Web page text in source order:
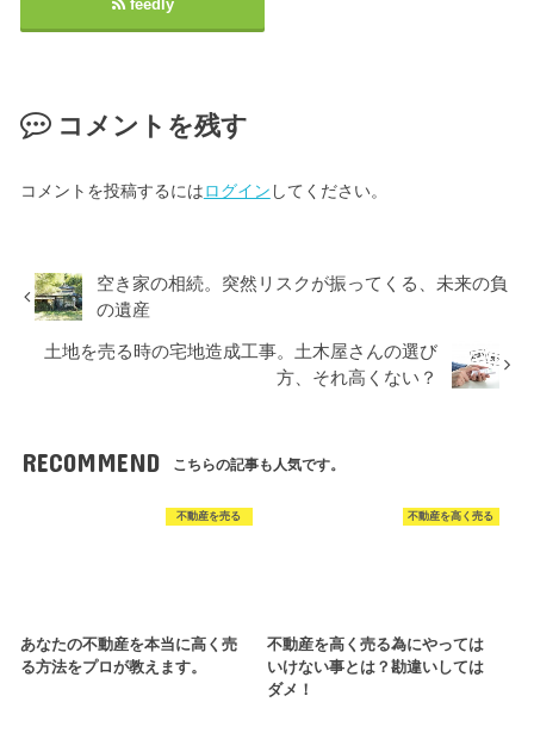
feedly
コメントを残す
コメントを投稿するにはログイン してください。
空き家の相続。突然リスクが振ってくる、未来の負
の遺産
土地を売る時の宅地造成工事。土木屋さんの選び
方、それ高くない？
RECOMMEND こちらの記事も人気です。
不動産を売る
あなたの不動産を本当に高く売
る方法をプロが教えます。
不動産を高く売る
不動産を高く売る為にやっては
いけない事とは？勘違いしては
ダメ！